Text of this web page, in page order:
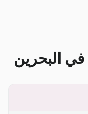
في البحرين